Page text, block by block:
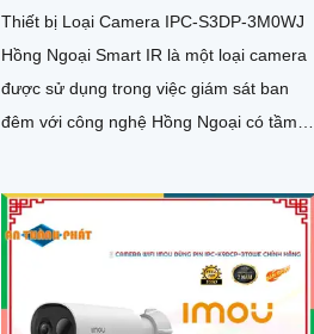
Thiết bị Loại Camera IPC-S3DP-3M0WJ
Hồng Ngoại Smart IR là một loại camera
được sử dụng trong việc giám sát ban
đêm với công nghệ Hồng Ngoại có tầm